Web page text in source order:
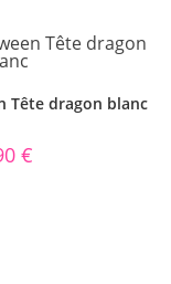
Tête dragon blanc
€